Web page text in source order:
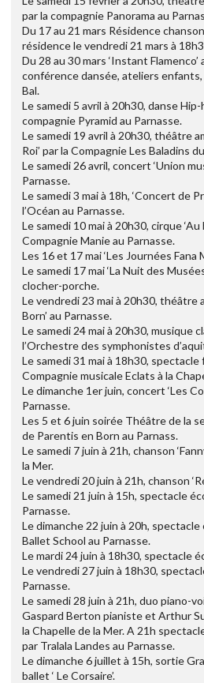
par la compagnie Panorama au
Du 17 au 21 mars Résidence
résidence le vendredi 21 mars à
Du 28 au 30 mars ‘Instant
conférence dansée, ateliers
Bal.
Le samedi 5 avril à 20h30, danse Hip-
compagnie Pyramid au Parnasse.
Le samedi 19 avril à 20h30, théâtre
Roi’ par la Compagnie Les Baladins
Le samedi 26 avril, concert ‘Union
Parnasse.
Le samedi 3 mai à 18h, ‘Concert de
l’Océan au Parnasse.
Le samedi 10 mai à 20h30, cirque ‘Au
Compagnie Manie au Parnasse.
Les 16 et 17 mai ‘Les Journées Fana
Le samedi 17 mai ‘La Nuit des
clocher-porche.
Le vendredi 23 mai à 20h30, théâtre
Born’ au Parnasse.
Le samedi 24 mai à 20h30, musique
l’Orchestre des symphonistes
Le samedi 31 mai à 18h30, spectacle
Compagnie musicale Eclats à la
Le dimanche 1er juin, concert ‘Les
Parnasse.
Les 5 et 6 juin soirée Théâtre de la
de Parentis en Born au Parnass.
Le samedi 7 juin à 21h, chanson
la Mer.
Le vendredi 20 juin à 21h, chanson
Le samedi 21 juin à 15h, spectacle
Parnasse.
Le dimanche 22 juin à 20h, spectacle
Ballet School au Parnasse.
Le mardi 24 juin à 18h30, spectacle
Le vendredi 27 juin à 18h30,
Parnasse.
Le samedi 28 juin à 21h, duo piano-
Gaspard Berton pianiste et Arthur
la Chapelle de la Mer. A 21h
par Tralala Landes au Parnasse.
Le dimanche 6 juillet à 15h, sortie
ballet ‘ Le Corsaire’.